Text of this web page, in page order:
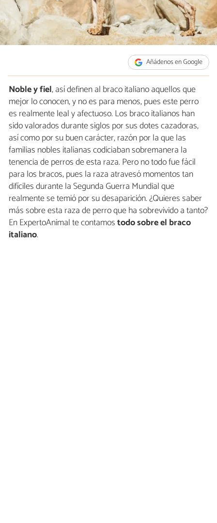
Añádenos en Google
Noble y fiel, así definen al braco italiano aquellos que
mejor lo conocen, y no es para menos, pues este perro
es realmente leal y afectuoso. Los braco italianos han
sido valorados durante siglos por sus dotes cazadoras,
así como por su buen carácter, razón por la que las
familias nobles italianas codiciaban sobremanera la
tenencia de perros de esta raza. Pero no todo fue fácil
para los bracos, pues la raza atravesó momentos tan
difíciles durante la Segunda Guerra Mundial que
realmente se temió por su desaparición. ¿Quieres saber
más sobre esta raza de perro que ha sobrevivido a tanto?
En ExpertoAnimal te contamostodo sobre el braco
italiano.